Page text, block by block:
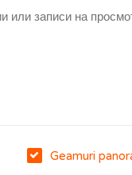
или записи на
Geamuri